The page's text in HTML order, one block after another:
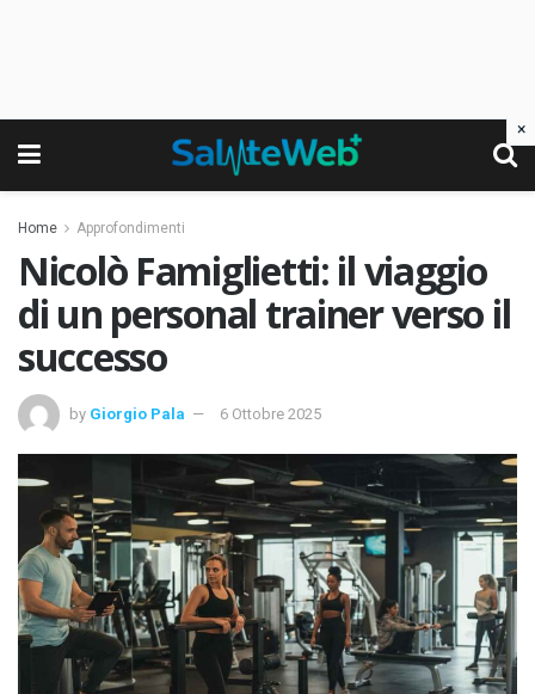
Home Approfondimenti
Nicolò Famiglietti: il viaggio
di un personal trainer verso il
successo
by Giorgio Pala 6 Ottobre 2025
×